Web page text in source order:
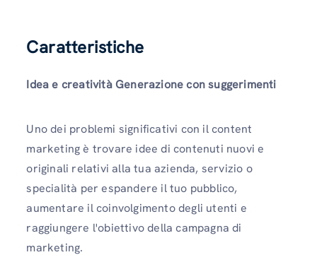
Caratteristiche
Idea e creativitàGenerazione con suggerimenti
Uno dei problemi significativi con il content
marketing è trovare idee di contenuti nuovi e
originali relativi alla tua azienda, servizio o
specialità per espandere il tuo pubblico,
aumentare il coinvolgimento degli utenti e
raggiungere l'obiettivo della campagna di
marketing.